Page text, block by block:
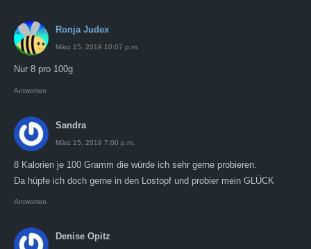
Ronja Judex
März 15, 2019 10:07 p.m.
Nur 8 pro 100g
Antworten
Sandra
März 15, 2019 7:00 p.m.
8 Kalorien je 100 Gramm die würde ich sehr gerne probieren.
Da hüpfe ich doch gerne in den Lostopf und probier mein GLÜCK
Antworten
Denise Opitz